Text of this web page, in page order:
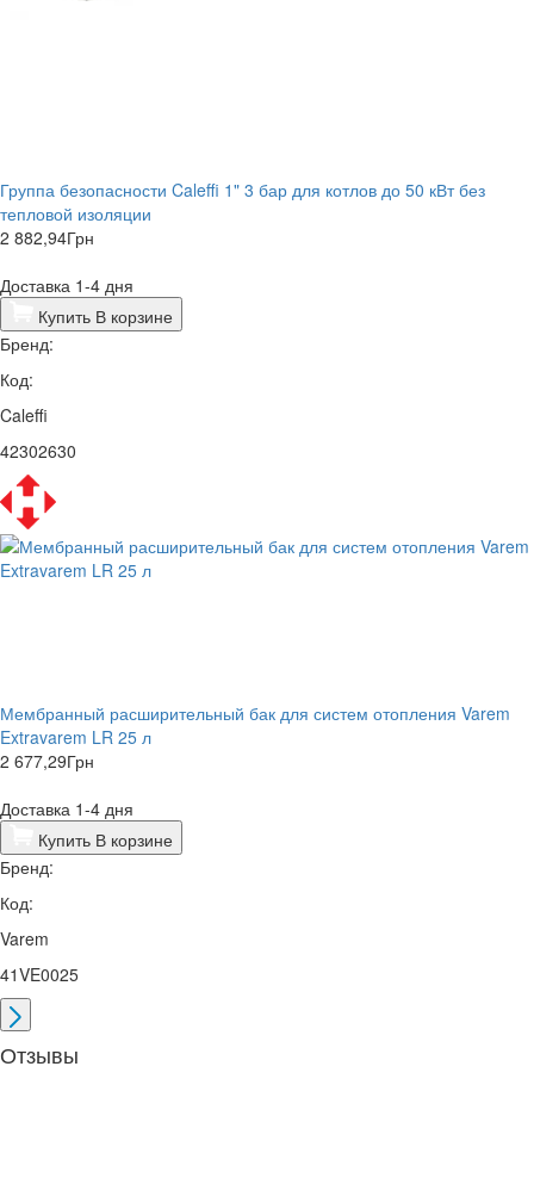
Группа безопасности Caleffi 1" 3 бар для котлов до 50 кВт без
тепловой изоляции
2 882,94Грн
Доставка 1-4 дня
Купить В корзине
Бренд:
Код:
Caleffi
42302630
Мембранный расширительный бак для систем отопления Varem
Extravarem LR 25 л
2 677,29Грн
Доставка 1-4 дня
Купить В корзине
Бренд:
Код:
Varem
41VE0025
Отзывы